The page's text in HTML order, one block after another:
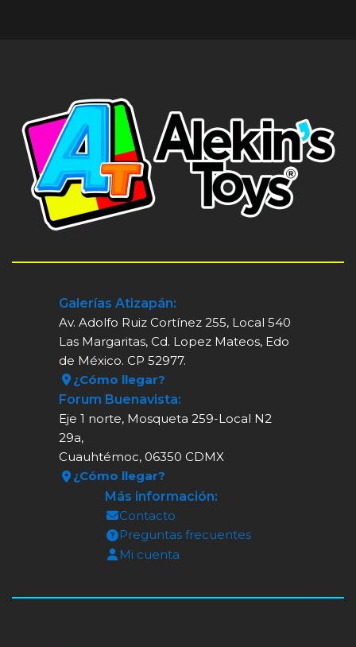
Galerías Atizapán:
Av. Adolfo Ruiz Cortínez 255, Local 540
Las Margaritas, Cd. Lopez Mateos, Edo
de México. CP 52977.
¿Cómo llegar?
Forum Buenavista:
Eje 1 norte, Mosqueta 259-Local N2
29a,
Cuauhtémoc, 06350 CDMX
¿Cómo llegar?
Más información:
Contacto
Preguntas frecuentes
Mi cuenta